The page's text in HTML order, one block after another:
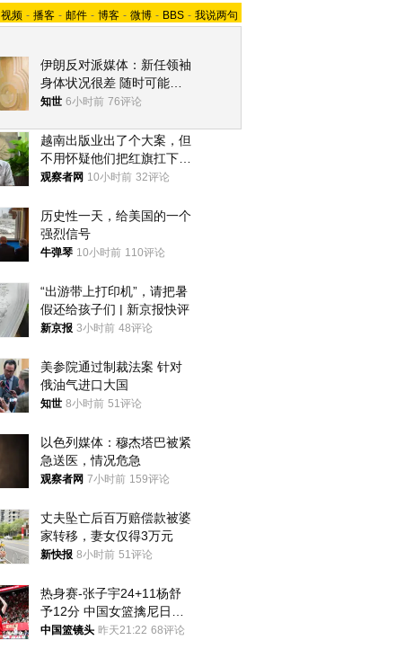
视频 - 播客 - 邮件 - 博客 - 微博 - BBS - 我说两句
伊朗反对派媒体：新任领袖
身体状况很差 随时可能离
世
知世 6小时前 76评论
越南出版业出了个大案，但
不用怀疑他们把红旗扛下去
的决心
观察者网 10小时前 32评论
历史性一天，给美国的一个
强烈信号
牛弹琴 10小时前 110评论
“出游带上打印机”，请把暑
假还给孩子们 | 新京报快评
新京报 3小时前 48评论
美参院通过制裁法案 针对
俄油气进口大国
知世 8小时前 51评论
以色列媒体：穆杰塔巴被紧
急送医，情况危急
观察者网 7小时前 159评论
丈夫坠亡后百万赔偿款被婆
家转移，妻女仅得3万元
新快报 8小时前 51评论
热身赛-张子宇24+11杨舒
予12分 中国女篮擒尼日利
亚
中国篮镜头 昨天21:22 68评论